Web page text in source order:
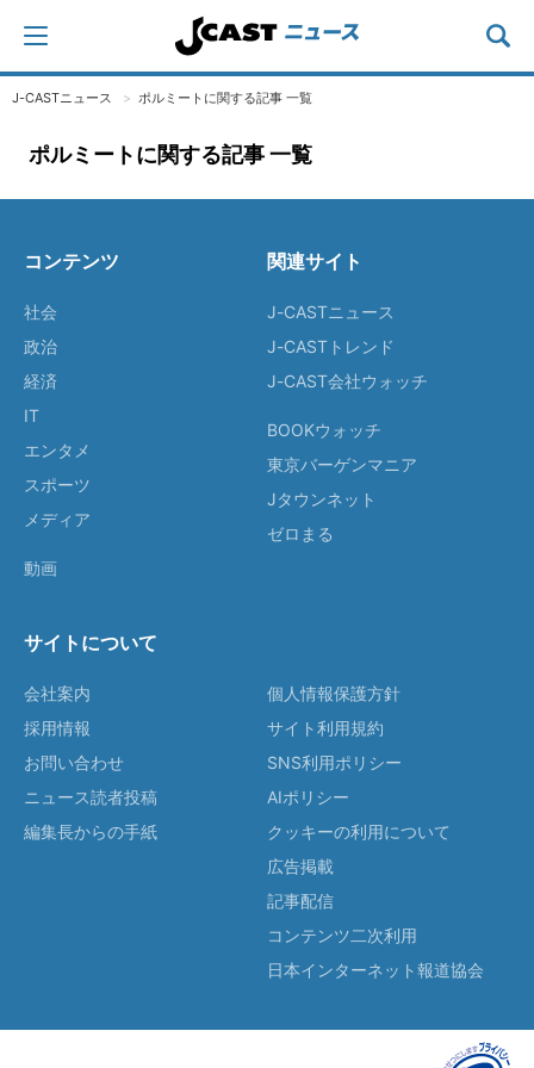
J-CASTニュース ポルミートに関する記事 一覧
ポルミートに関する記事 一覧
コンテンツ
社会
政治
経済
IT
エンタメ
スポーツ
メディア
動画
関連サイト
J-CASTニュース
J-CASTトレンド
J-CAST会社ウォッチ
BOOKウォッチ
東京バーゲンマニア
Jタウンネット
ゼロまる
サイトについて
会社案内
採用情報
お問い合わせ
ニュース読者投稿
編集長からの手紙
個人情報保護方針
サイト利用規約
SNS利用ポリシー
AIポリシー
クッキーの利用について
広告掲載
記事配信
コンテンツ二次利用
日本インターネット報道協会